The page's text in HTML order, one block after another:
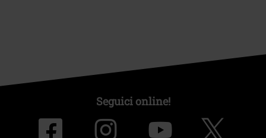
Seguici online!